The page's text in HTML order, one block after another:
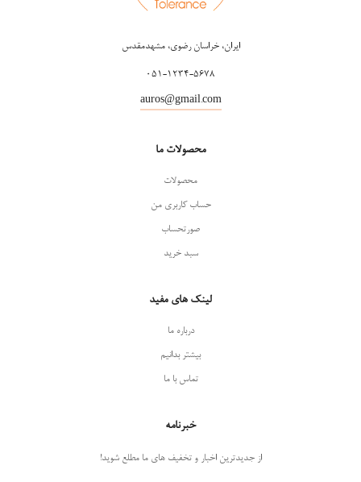
ایران، خراسان رضوی، مشهدمقدس
051-1234-5678
auros@gmail.com
محصولات ما
محصولات
حساب کاربری من
صورتحساب
سبد خرید
لینک های مفید
درباره ما
بیشتر بدانیم
تماس با ما
خبرنامه
از جدیدترین اخبار و تخفیف های ما مطلع شوید!